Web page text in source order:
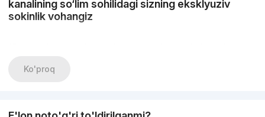
kanalining so‘lim sohilidagi sizning eksklyuziv
sokinlik vohangiz
makondir. Toshkentning so‘lim hududida, Bo‘z-suv kanali
Suv" - bu shunchaki kvartira emas, balki har kuni uyg‘unlik va
Ko'proq